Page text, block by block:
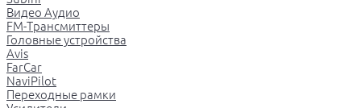
Видео Аудио
FM-Трансмиттеры
Головные устройства
Avis
FarCar
NaviPilot
Переходные рамки